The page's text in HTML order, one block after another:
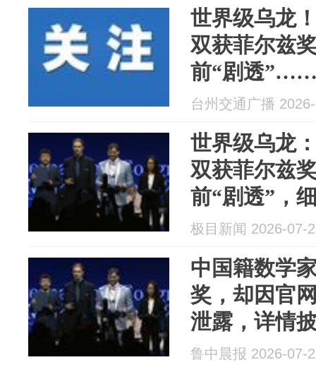
世界级乌龙
双获菲尔兹
前“剧透
奖、2025年
台州交通广播
世界级乌龙
双获菲尔兹
前“剧透”，
贝尔化学奖
奖奖项也疑
极目新闻 2026-07-
中国籍数学
奖，却因官
泄露，详情
鲁中晨报 2026-07-